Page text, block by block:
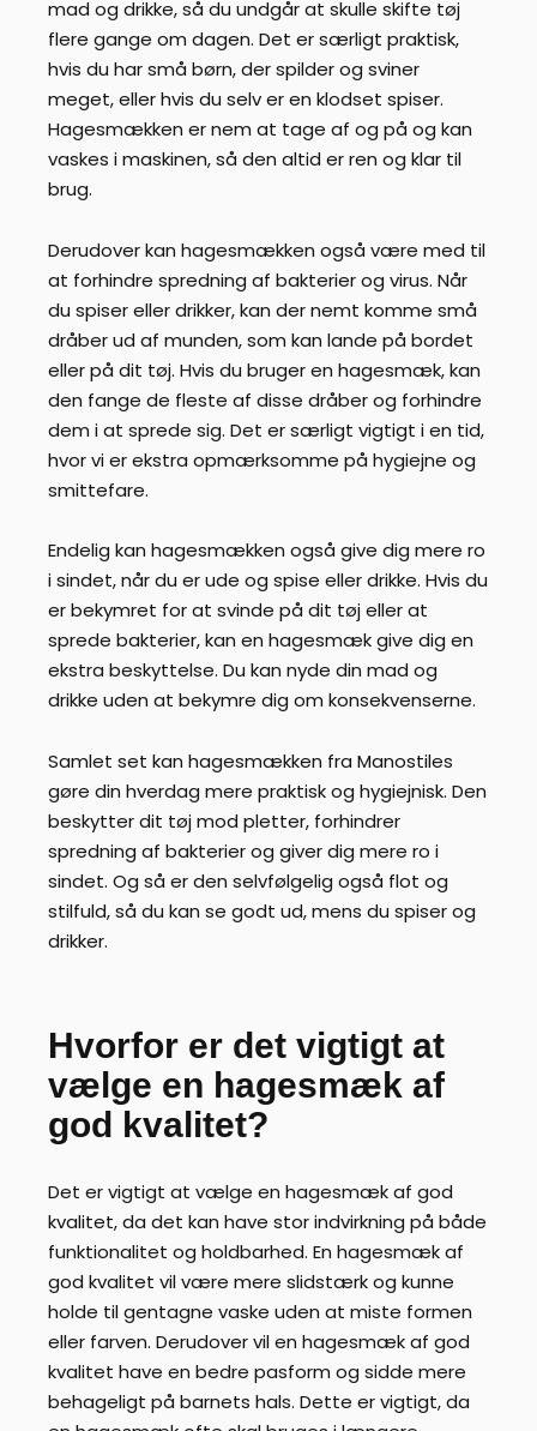
mad og drikke, så du undgår at skulle skifte tøj
flere gange om dagen. Det er særligt praktisk,
hvis du har små børn, der spilder og sviner
meget, eller hvis du selv er en klodset spiser.
Hagesmækken er nem at tage af og på og kan
vaskes i maskinen, så den altid er ren og klar til
brug.
Derudover kan hagesmækken også være med til
at forhindre spredning af bakterier og virus. Når
du spiser eller drikker, kan der nemt komme små
dråber ud af munden, som kan lande på bordet
eller på dit tøj. Hvis du bruger en hagesmæk, kan
den fange de fleste af disse dråber og forhindre
dem i at sprede sig. Det er særligt vigtigt i en tid,
hvor vi er ekstra opmærksomme på hygiejne og
smittefare.
Endelig kan hagesmækken også give dig mere ro
i sindet, når du er ude og spise eller drikke. Hvis du
er bekymret for at svinde på dit tøj eller at
sprede bakterier, kan en hagesmæk give dig en
ekstra beskyttelse. Du kan nyde din mad og
drikke uden at bekymre dig om konsekvenserne.
Samlet set kan hagesmækken fra Manostiles
gøre din hverdag mere praktisk og hygiejnisk. Den
beskytter dit tøj mod pletter, forhindrer
spredning af bakterier og giver dig mere ro i
sindet. Og så er den selvfølgelig også flot og
stilfuld, så du kan se godt ud, mens du spiser og
drikker.
Hvorfor er det vigtigt at
vælge en hagesmæk af
god kvalitet?
Det er vigtigt at vælge en hagesmæk af god
kvalitet, da det kan have stor indvirkning på både
funktionalitet og holdbarhed. En hagesmæk af
god kvalitet vil være mere slidstærk og kunne
holde til gentagne vaske uden at miste formen
eller farven. Derudover vil en hagesmæk af god
kvalitet have en bedre pasform og sidde mere
behageligt på barnets hals. Dette er vigtigt, da